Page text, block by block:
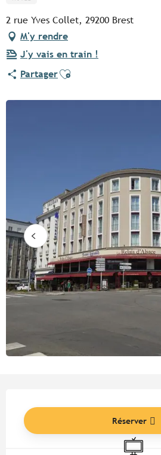
2 rue Yves Collet, 29200 Brest
M'y rendre
J'y vais en train !
PartagerAjouter aux favoris
Réserver
Télévision